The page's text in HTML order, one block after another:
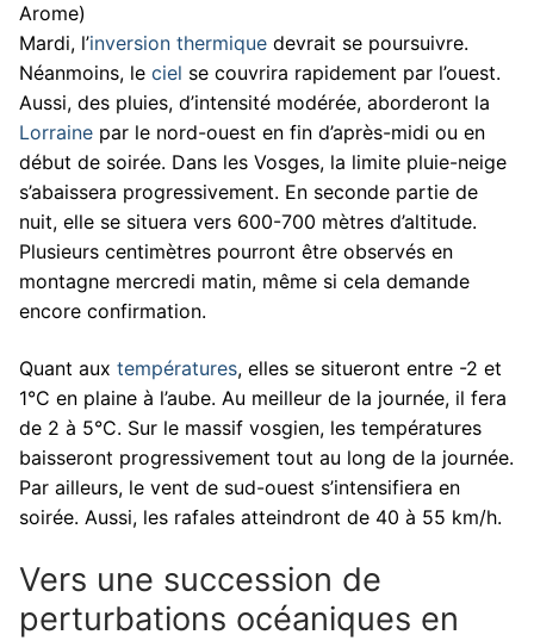
Arome)
Mardi, l’inversion thermique devrait se poursuivre.
Néanmoins, le ciel se couvrira rapidement par l’ouest.
Aussi, des pluies, d’intensité modérée, aborderont la
Lorraine par le nord-ouest en fin d’après-midi ou en
début de soirée. Dans les Vosges, la limite pluie-neige
s’abaissera progressivement. En seconde partie de
nuit, elle se situera vers 600-700 mètres d’altitude.
Plusieurs centimètres pourront être observés en
montagne mercredi matin, même si cela demande
encore confirmation.
Quant aux températures, elles se situeront entre -2 et
1°C en plaine à l’aube. Au meilleur de la journée, il fera
de 2 à 5°C. Sur le massif vosgien, les températures
baisseront progressivement tout au long de la journée.
Par ailleurs, le vent de sud-ouest s’intensifiera en
soirée. Aussi, les rafales atteindront de 40 à 55 km/h.
Vers une succession de
perturbations océaniques en